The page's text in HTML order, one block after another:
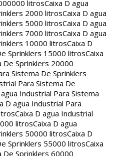
litrosCaixa D agua
2000 litrosCaixa D agua
5000 litrosCaixa D agua
7000 litrosCaixa D agua
10000 litrosCaixa D
Sprinklers 15000 litrosCaixa
De Sprinklers 20000
Sistema De Sprinklers
Para Sistema De
agua Industrial Para Sistema
D agua Industrial Para
Caixa D agua Industrial
litrosCaixa D agua
50000 litrosCaixa D
Sprinklers 55000 litrosCaixa
De Sprinklers 60000